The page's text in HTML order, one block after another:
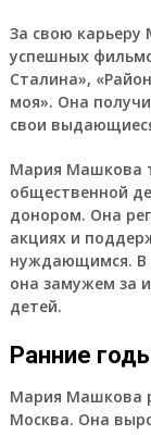
За свою
успешных
Сталина»,
моя». Она
свои
Мария Машкова
общественной
донором. Она
акциях и
нуждающимся. В
она замужем за
детей.
Ранние
Мария Машкова
Москва. Она